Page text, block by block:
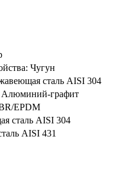
Чугун
сталь AISI 304
Алюминий-графит
EPDM
сталь AISI 304
AISI 431